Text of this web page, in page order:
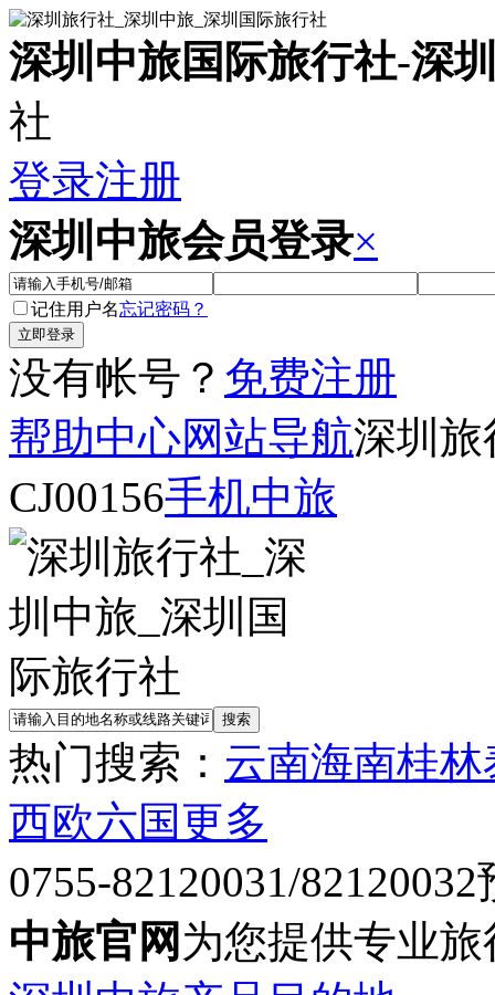
深圳中旅国际旅行社-深
社
登录注册
深圳中旅会员登录×
记住用户名忘记密码？
没有帐号？ 免费注册
帮助中心网站导航深圳旅
CJ00156手机中旅
热门搜索： 云南海南桂林
西欧六国更多
0755-82120031/82120032
中旅官网 为您提供专业